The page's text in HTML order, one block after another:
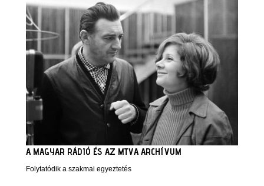
A MAGYAR RÁDIÓ ÉS AZ MTVA ARCHÍVUM
Folytatódik a szakmai egyeztetés